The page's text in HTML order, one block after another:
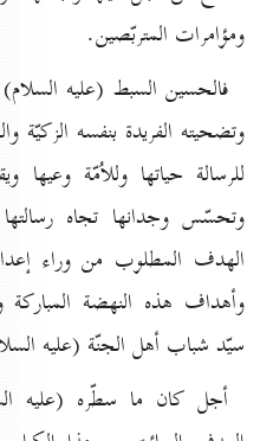
ومؤامرات المتربّصين.
فالحسين السبط (عليه
وتضحيته الفريدة بنفسه الزكيّة
للرسالة حياتها وللاُمّة
وتحسّس وجدانها تجاه
الهدف المطلوب من وراء
وأهداف هذه النهضة المباركة
سيّد شباب أهل الجنّة (عليه
أجل كان ما سطّره (عليه